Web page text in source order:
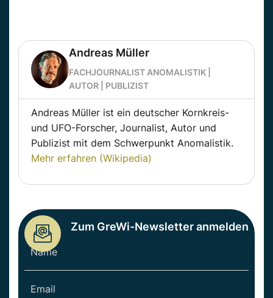
Andreas Müller
FACHJOURNALIST ANOMALISTIK |
AUTOR | PUBLIZIST
Andreas Müller ist ein deutscher Kornkreis-
und UFO-Forscher, Journalist, Autor und
Publizist mit dem Schwerpunkt Anomalistik.
Mehr erfahren (Wikipedia)
Zum GreWi-Newsletter anmelden